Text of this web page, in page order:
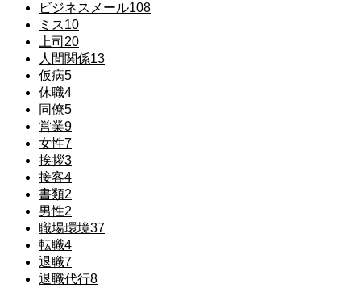
ビジネスメール108
ミス10
上司 20
人間関係13
仮病5
休職4
同僚5
営業9
女性7
挨拶3
接客4
書類2
男性2
職場環境37
転職4
退職7
退職代行8